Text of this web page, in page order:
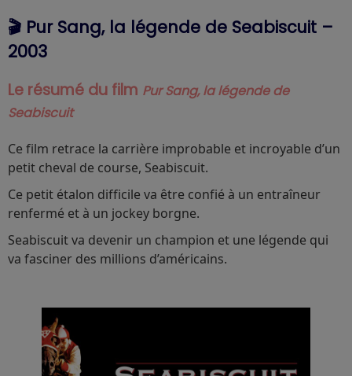
🎬 Pur Sang, la légende de Seabiscuit –
2003
Le résumé du film Pur Sang, la légende de
Seabiscuit
Ce film retrace la carrière improbable et incroyable d’un
petit cheval de course, Seabiscuit.
Ce petit étalon difficile va être confié à un entraîneur
renfermé et à un jockey borgne.
Seabiscuit va devenir un champion et une légende qui
va fasciner des millions d’américains.